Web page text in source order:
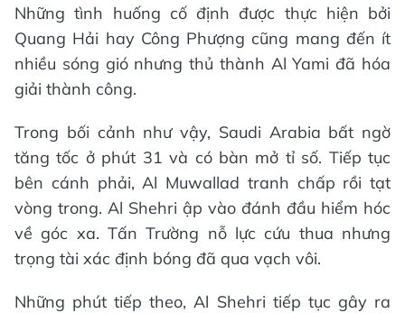
Những tình huống cố định được thực hiện bởi
Quang Hải hay Công Phượng cũng mang đến ít
nhiều sóng gió nhưng thủ thành Al Yami đã hóa
giải thành công.
Trong bối cảnh như vậy, Saudi Arabia bất ngờ
tăng tốc ở phút 31 và có bàn mở tỉ số. Tiếp tục
bên cánh phải, Al Muwallad tranh chấp rồi tạt
vòng trong. Al Shehri ập vào đánh đầu hiểm hóc
về góc xa. Tấn Trường nỗ lực cứu thua nhưng
trọng tài xác định bóng đã qua vạch vôi.
Những phút tiếp theo, Al Shehri tiếp tục gây ra